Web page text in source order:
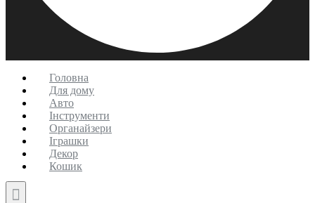
Головна
Для дому
Авто
Інструменти
Органайзери
Іграшки
Декор
Кошик